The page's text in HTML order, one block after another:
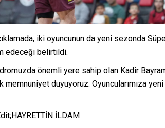
iki oyuncunun da yeni sezonda
edeceği belirtildi.
önemli yere sahip olan Kadir
duyuyoruz. Oyuncularımıza
İLDAM